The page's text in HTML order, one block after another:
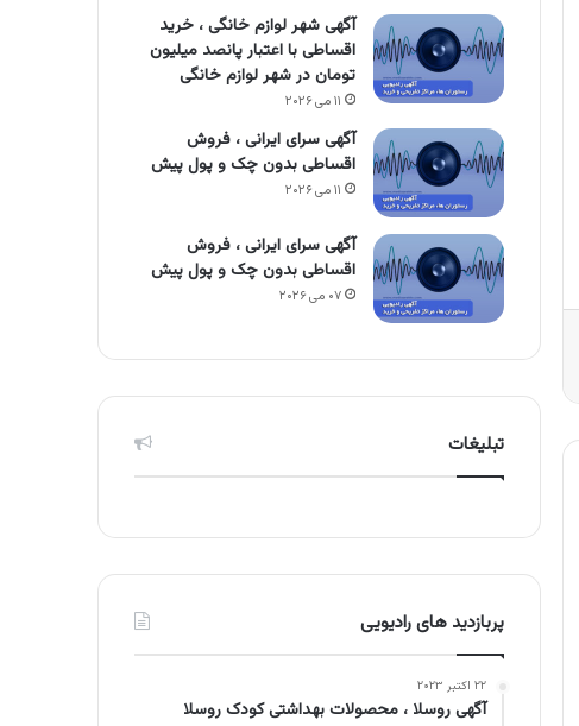
آگهی شهر لوازم خانگی ، خرید
اقساطی با اعتبار پانصد میلیون
تومان در شهر لوازم خانگی
۱۱ می ۲۰۲۶
آگهی سرای ایرانی ، فروش
اقساطی بدون چک و پول پیش
۱۱ می ۲۰۲۶
آگهی سرای ایرانی ، فروش
اقساطی بدون چک و پول پیش
۰۷ می ۲۰۲۶
تبلیغات
پربازدید های رادیویی
۲۲ اکتبر ۲۰۲۳
آگهی روسلا ، محصولات بهداشتی کودک روسلا